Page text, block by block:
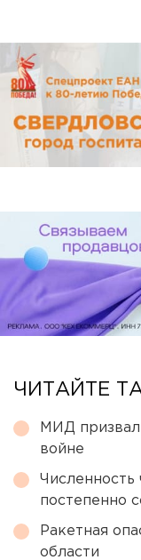
ЧИТАЙТЕ
МИД призвал
войне
Численность
постепенно
Ракетная
области